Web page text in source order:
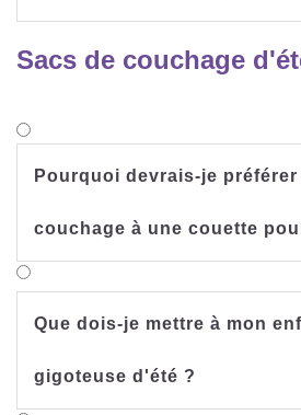
Sacs de couchage
Pourquoi devrais-je
couchage à une couette
Que dois-je mettre à mon
gigoteuse d'été ?